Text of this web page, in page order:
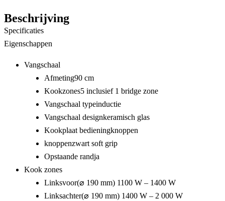
Beschrijving
Specificaties
Eigenschappen
Vangschaal
Afmeting90 cm
Kookzones5 inclusief 1 bridge zone
Vangschaal typeinductie
Vangschaal designkeramisch glas
Kookplaat bedieningknoppen
knoppenzwart soft grip
Opstaande randja
Kook zones
Linksvoor(⌀ 190 mm) 1100 W – 1400 W
Linksachter(⌀ 190 mm) 1400 W – 2 000 W